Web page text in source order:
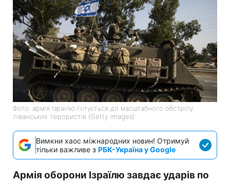
Фото: армія Ізраїлю готується до масштабного обстрілу
ліванських терористів (Getty Images)
Вимкни хаос міжнародних новин! Отримуй
тільки важливе з РБК-Україна у Google
Армія оборони Ізраїлю завдає ударів по